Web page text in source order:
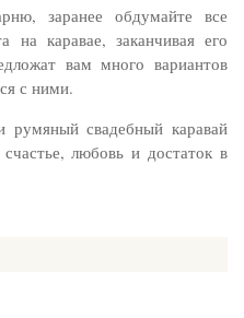
заранее обдумайте все
на каравае, заканчивая его
вам много вариантов
с ними.
свадебный каравай
любовь и достаток в